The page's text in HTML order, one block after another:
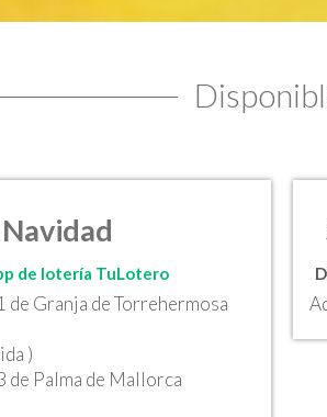
de lotería TuLotero
de Granja de Torrehermosa
)
de Palma de Mallorca